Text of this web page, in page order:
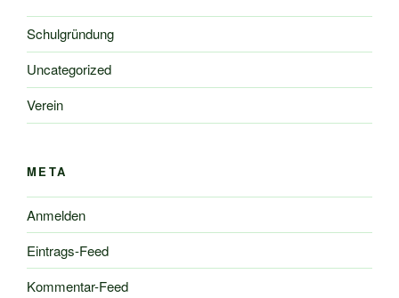
Schulgründung
Uncategorized
Verein
META
Anmelden
Eintrags-Feed
Kommentar-Feed